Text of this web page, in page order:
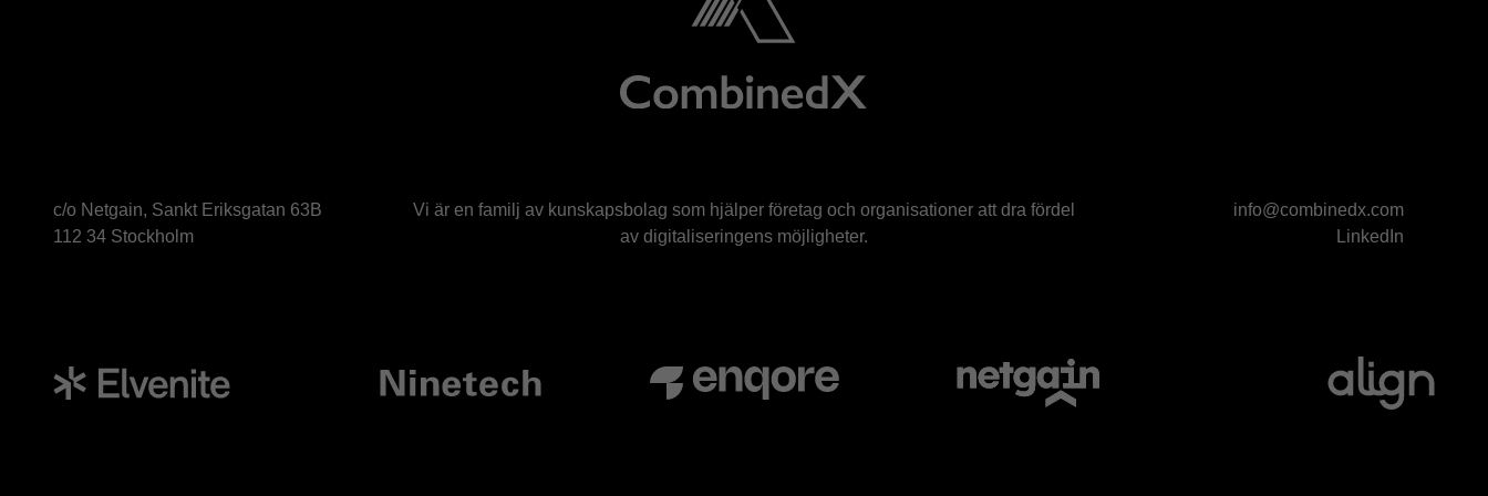
c/o Netgain, Sankt Eriksgatan 63B
112 34 Stockholm
Vi är en familj av kunskapsbolag som hjälper företag och organisationer att dra fördel
av digitaliseringens möjligheter.
info@combinedx.com
LinkedIn